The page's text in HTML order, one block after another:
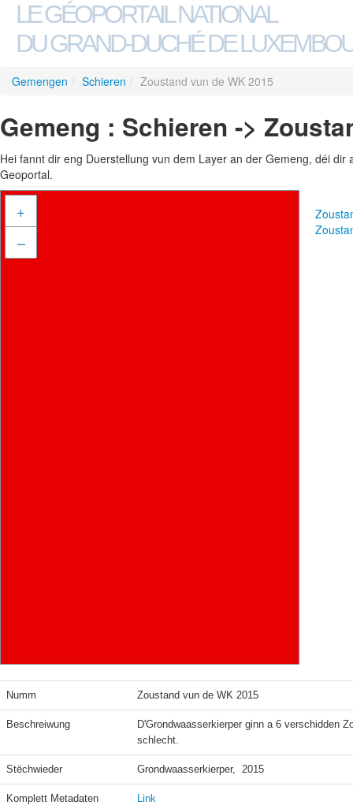
LE GÉOPORTAIL NATIONAL
DU GRAND-DUCHÉ DE
Gemengen / Schieren / Zoustand vun de WK 2015
Gemeng : Schieren ->
Hei fannt dir eng Duerstellung vun dem Layer an der Gemeng, déi
Geoportal.
+
–
Numm Zoustand vun de WK 2015
Beschreiwung
D'Grondwaasserkierper ginn a 6 verschidden
schlecht.
Stëchwieder Grondwaasserkierper,  2015
Komplett Metadaten Link